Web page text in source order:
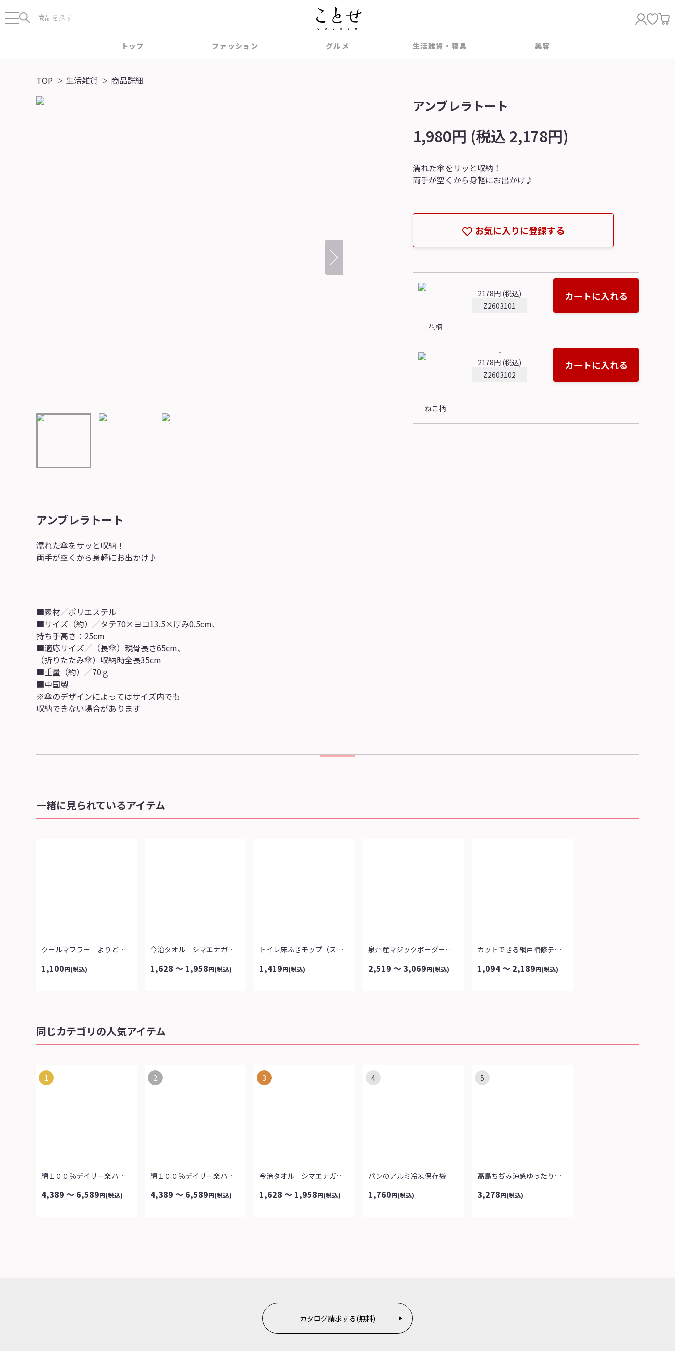
トップ ファッション グルメ 生活雑貨・寝具 美容
TOP 生活雑貨 商品詳細
アンブレラトート
濡れた傘をサッと収納！
両手が空くから身軽にお出かけ♪
■素材／ポリエステル
■サイズ（約）／タテ70×ヨコ13.5×厚み0.5cm、
持ち手高さ：25cm
■適応サイズ／（長傘）親骨長さ65cm、
（折りたたみ傘）収納時全長35cm
■重量（約）／70ｇ
■中国製
※傘のデザインによってはサイズ内でも
収納できない場合があります
アンブレラトート
1,980円 (税込 2,178円)
濡れた傘をサッと収納！
両手が空くから身軽にお出かけ♪
お気に入りに登録する
花柄
‐
2178円 (税込)
Z2603101
カートに入れる
ねこ柄
‐
2178円 (税込)
Z2603102
カートに入れる
一緒に見られているアイテム
クールマフラー よりどり２点
1,100円(税込)
今治タオル シマエナガ日和
1,628 ～ 1,958円(税込)
トイレ床ふきモップ（スペア付）
1,419円(税込)
泉州産マジックボーダータオル
2,519 ～ 3,069円(税込)
カットできる網戸補修テープ
1,094 ～ 2,189円(税込)
同じカテゴリの人気アイテム
1
綿１００％デイリー楽ハーフパンツ３本組...
4,389 ～ 6,589円(税込)
2
綿１００％デイリー楽ハーフパンツ３本組...
4,389 ～ 6,589円(税込)
3
今治タオル シマエナガ日和
1,628 ～ 1,958円(税込)
4
パンのアルミ冷凍保存袋
1,760円(税込)
5
高島ちぢみ涼感ゆったりホームパンツ
3,278円(税込)
カタログ請求する(無料)